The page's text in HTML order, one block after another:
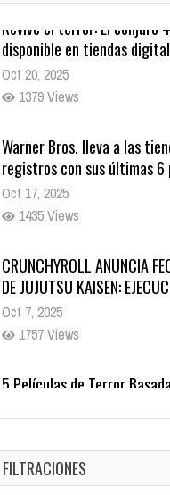
Warner Bros. lleva a las
registros con sus últimas 6
Oct 17, 2025
CRUNCHYROLL ANUNCIA
DE JUJUTSU KAISEN:
Oct 7, 2025
5 Películas de Terror
Helarán la Sangre
Oct 22, 2025
Revive el terror: El conjuro
Oct 20, 2025
1379 Views
FILTRACIONES